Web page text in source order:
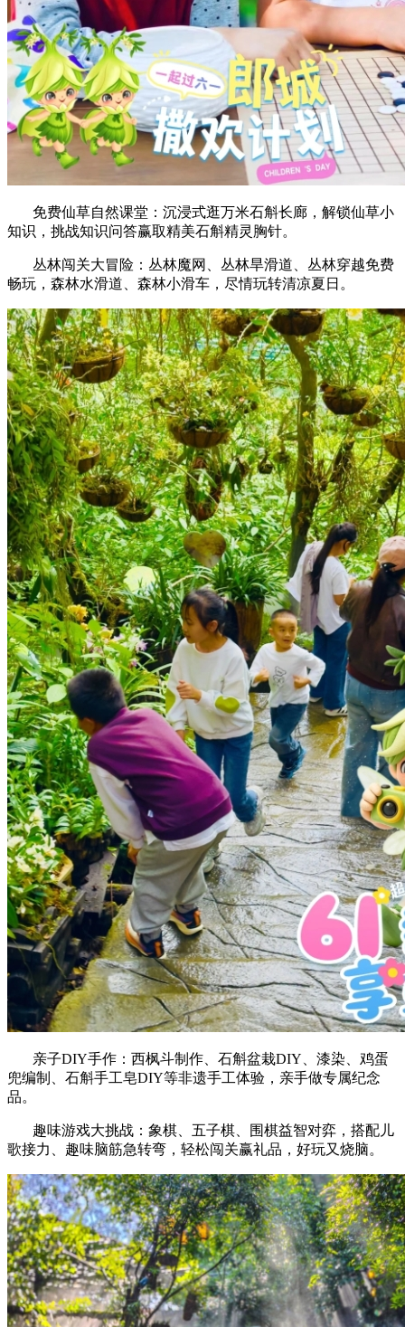
免费仙草自然课堂：沉浸式逛万米石斛长廊，解锁仙草小
知识，挑战知识问答赢取精美石斛精灵胸针。
丛林闯关大冒险：丛林魔网、丛林旱滑道、丛林穿越免费
畅玩，森林水滑道、森林小滑车，尽情玩转清凉夏日。
亲子DIY手作：西枫斗制作、石斛盆栽DIY、漆染、鸡蛋
兜编制、石斛手工皂DIY等非遗手工体验，亲手做专属纪念
品。
趣味游戏大挑战：象棋、五子棋、围棋益智对弈，搭配儿
歌接力、趣味脑筋急转弯，轻松闯关赢礼品，好玩又烧脑。